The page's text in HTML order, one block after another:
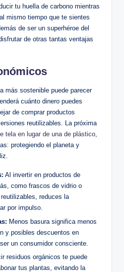
tu huella de carbono mientras
mismo tiempo que te sientes
de ser un superhéroe del
de otras tantas ventajas
más sostenible puede parecer
cuánto dinero puedes
de comprar productos
reutilizables. La próxima
tela en lugar de una de plástico,
protegiendo el planeta y
Al invertir en productos de
como frascos de vidrio o
reduces la
por impulso.
Menos basura significa menos
y posibles descuentos en
un consumidor consciente.
residuos orgánicos te puede
tus plantas, evitando la